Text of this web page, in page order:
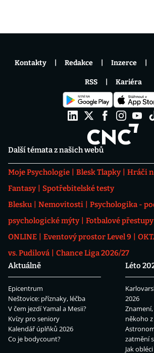
Další témata z našich webů
Moje Psychologie Blesk Tlapky Hráči
Fantasy
Spotřebitelské testy
Blesku
Nemovitosti
Psychologika -
psychologické mýty
Fotbalové přestupy
ONLINE
Eventový prostor Level 9
vs. Pudilová
Chance Liga 2026/27
Aktuálně
Epicentrum
Neštovice: příznaky, léčba
V čem jezdí Yamal a Mesii?
Kvízy pro seniory
Kalendář úplňků 2026
Co je bodycount?
Léto
2026
někoho
zatmění
Jak
Kontakty Redakce Inzerce
RSS Kariéra